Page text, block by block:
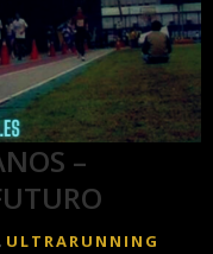
–
, ULTRARUNNING